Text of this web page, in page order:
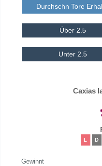
Durchschn Tore
Über 2.5
Unter 2.5
Caxias
L D
Gewinnt